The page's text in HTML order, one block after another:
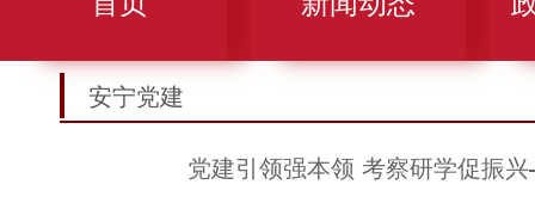
安宁党建
党建引领强本领 考察研学促振